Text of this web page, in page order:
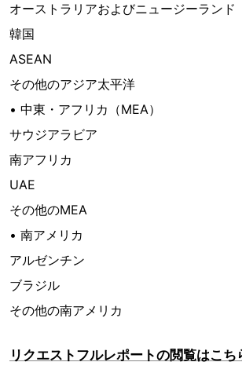
オーストラリアおよびニュージーランド
韓国
ASEAN
その他のアジア太平洋
• 中東・アフリカ（MEA）
サウジアラビア
南アフリカ
UAE
その他のMEA
• 南アメリカ
アルゼンチン
ブラジル
その他の南アメリカ
リクエストフルレポートの閲覧はこち